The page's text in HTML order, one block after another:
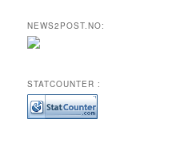
NEWS2POST.NO:
STATCOUNTER :